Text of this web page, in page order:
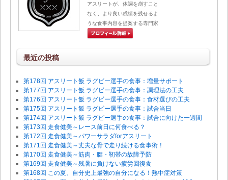
アスリートが、体調を崩すこと
なく、より良い成績を残せるよ
うな食事内容を提案する専門家
最近の投稿
第178回 アスリート飯 ラグビー選手の食事：増量サポート
第177回 アスリート飯 ラグビー選手の食事：調理法の工夫
第176回 アスリート飯 ラグビー選手の食事：食材選びの工夫
第175回 アスリート飯 ラグビー選手の食事：試合当日
第174回 アスリート飯 ラグビー選手の食事：試合に向けた一週間
第173回 走食健美～レース前日に何食べる？
第172回 走食健美～パワーサラダforアスリート
第171回 走食健美～丈夫な骨で走り続ける食事術！
第170回 走食健美～筋肉・腱・靭帯の故障予防
第169回 走食健美～残暑に負けない疲労回復食
第168回 この夏、自分史上最強の自分になる！熱中症対策